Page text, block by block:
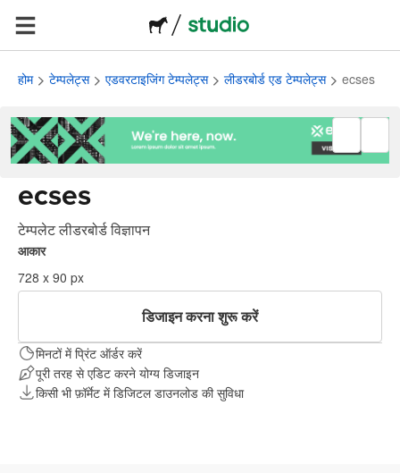
होम टेम्पलेट्स एडवरटाइजिंग टेम्पलेट्स लीडरबोर्ड एड टेम्पलेट्स ecses
ecses
टेम्पलेट लीडरबोर्ड विज्ञापन
आकार
728 x 90 px
डिजाइन करना शुरू करें
मिनटों में प्रिंट ऑर्डर करें
पूरी तरह से एडिट करने योग्य डिजाइन
किसी भी फ़ॉर्मेट में डिजिटल डाउनलोड की सुविधा